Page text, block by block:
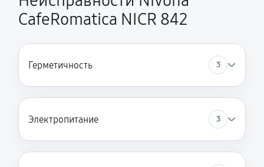
CafeRomatica NICR 842
Герметичность 3
Электропитание 3